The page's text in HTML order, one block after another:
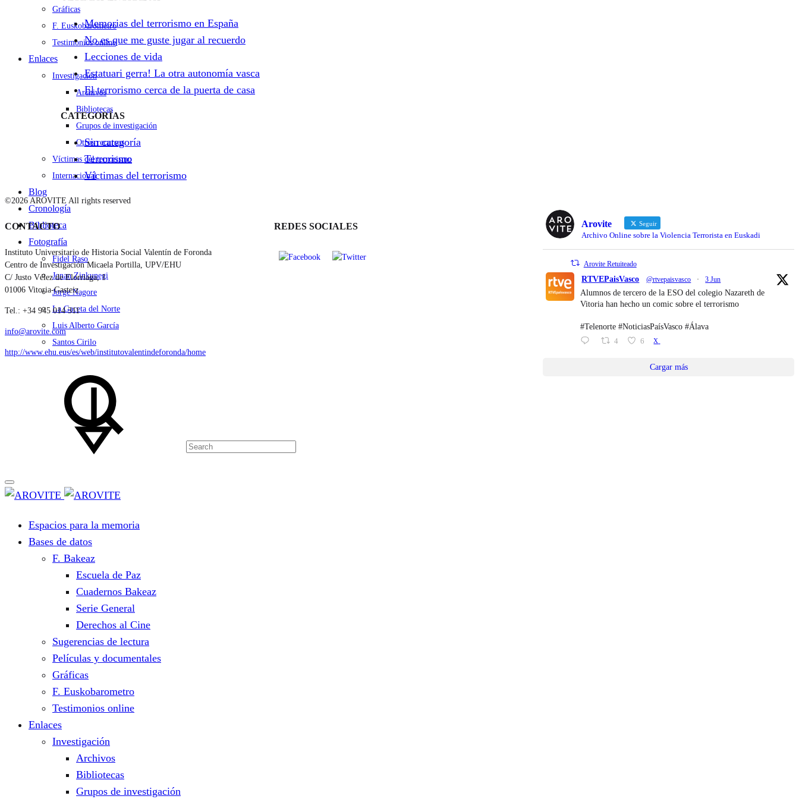
Gráficas
F. Euskobarometro
Testimonios online
Enlaces
Investigación
Archivos
Bibliotecas
Grupos de investigación
Otros recursos
Víctimas del terrorismo
Internacional
Blog
Cronología
Biblioteca
Fotografía
Fidel Raso
Jonan Zinkunegi
Jorge Nagore
La Gaceta del Norte
Luis Alberto García
Santos Cirilo
Memorias del terrorismo en España
No es que me guste jugar al recuerdo
Lecciones de vida
Estatuari gerra! La otra autonomía vasca
El terrorismo cerca de la puerta de casa
CATEGORÍAS
Sin categoría
Terrorismo
Víctimas del terrorismo
©2026 AROVITE All rights reserved
CONTACTO
Instituto Universitario de Historia Social Valentín de Foronda
Centro de Investigación Micaela Portilla, UPV/EHU
C/ Justo Vélez de Elorriaga, 1
01006 Vitoria-Gasteiz
Tel.: +34 945 014 311
info@arovite.com
http://www.ehu.eus/es/web/institutovalentindeforonda/home
REDES SOCIALES Arovite Seguir
Archivo Online sobre la Violencia Terrorista en Euskadi
Arovite Retuiteado
RTVEPaisVasco @rtvepaisvasco · 3 Jun
Alumnos de tercero de la ESO del colegio Nazareth de
Vitoria han hecho un comic sobre el terrorismo
#Telenorte #NoticiasPaísVasco #Álava
4 6 X
Cargar más
Espacios para la memoria
Bases de datos
F. Bakeaz
Escuela de Paz
Cuadernos Bakeaz
Serie General
Derechos al Cine
Sugerencias de lectura
Películas y documentales
Gráficas
F. Euskobarometro
Testimonios online
Enlaces
Investigación
Archivos
Bibliotecas
Grupos de investigación